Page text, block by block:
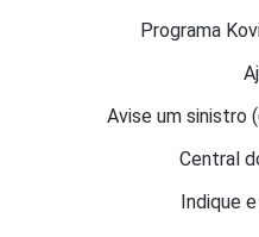
Programa
Avise um sinistro
Central
Indique